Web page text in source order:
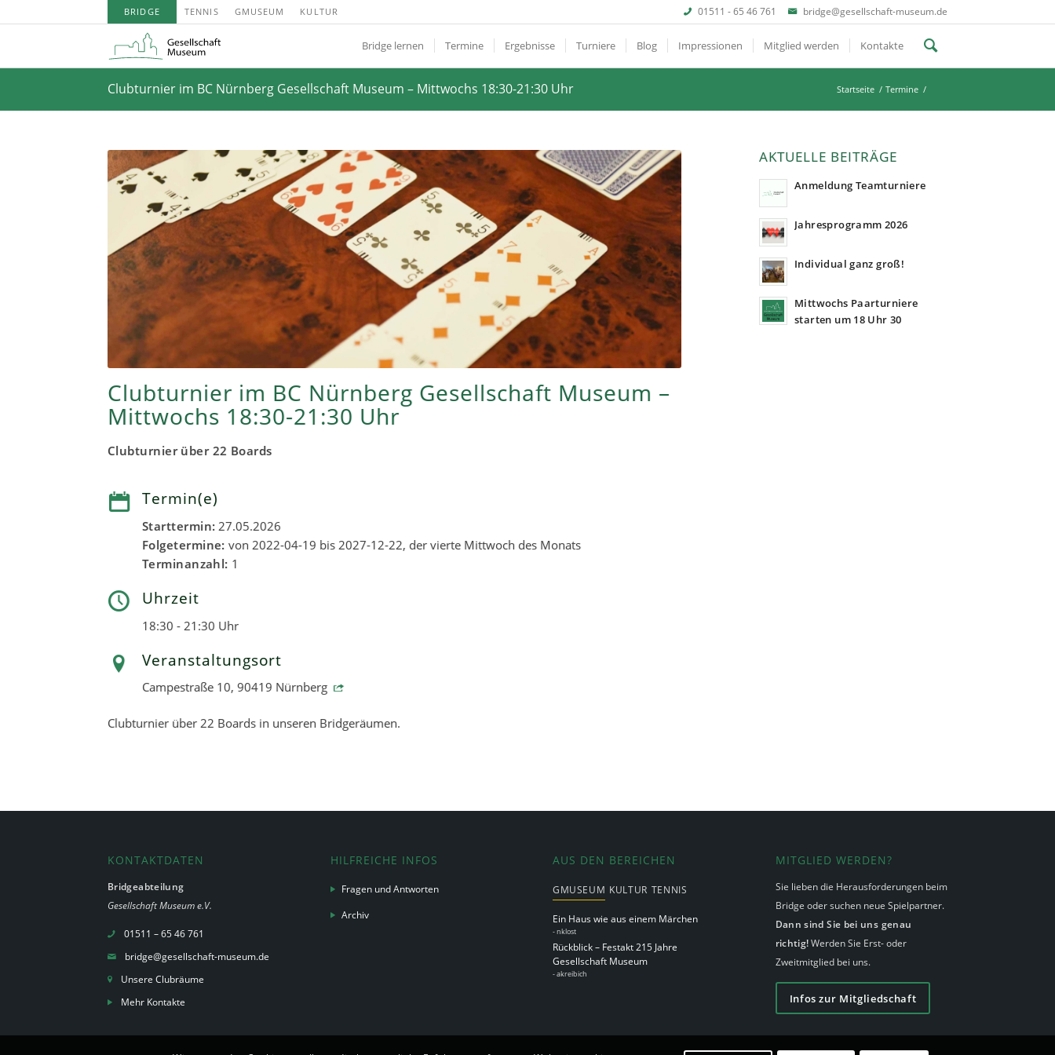
BRIDGE TENNIS GMUSEUM KULTUR 01511 - 65 46 761 bridge@gesellschaft-museum.de
Bridge lernen Termine Ergebnisse Turniere Blog Impressionen Mitglied werden Kontakte
Clubturnier im BC Nürnberg Gesellschaft Museum – Mittwochs 18:30-21:30 Uhr Startseite / Termine /
Clubturnier im BC Nürnberg Gesellschaft Museum –
Mittwochs 18:30-21:30 Uhr
Clubturnier über 22 Boards
Termin(e)
Starttermin: 27.05.2026
Folgetermine: von 2022-04-19 bis 2027-12-22, der vierte Mittwoch des Monats
Terminanzahl: 1
Uhrzeit
18:30 - 21:30 Uhr
Veranstaltungsort
Campestraße 10, 90419 Nürnberg
Clubturnier über 22 Boards in unseren Bridgeräumen.
AKTUELLE BEITRÄGE
Anmeldung Teamturniere
Jahresprogramm 2026
Individual ganz groß!
Mittwochs Paarturniere
starten um 18 Uhr 30
KONTAKTDATEN
Bridgeabteilung
Gesellschaft Museum e.V.
01511 – 65 46 761
bridge@gesellschaft-museum.de
Unsere Clubräume
Mehr Kontakte
HILFREICHE INFOS
Fragen und Antworten
Archiv
AUS DEN BEREICHEN
GMUSEUM KULTUR TENNIS
Ein Haus wie aus einem Märchen
-nklost
Rückblick – Festakt 215 Jahre
Gesellschaft Museum
-akreibich
MITGLIED WERDEN?
Sie lieben die Herausforderungen beim
Bridge oder suchen neue Spielpartner.
Dann sind Sie bei uns genau
richtig!Werden Sie Erst- oder
Zweitmitglied bei uns.
Infos zur Mitgliedschaft